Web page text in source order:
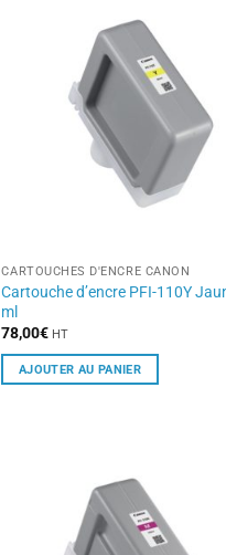
CARTOUCHES D'ENCRE CANON
Cartouche d’encre PFI-110Y
ml
78,00€ HT
AJOUTER AU PANIER